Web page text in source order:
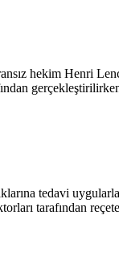
hekim Henri
tedavi
tarafından